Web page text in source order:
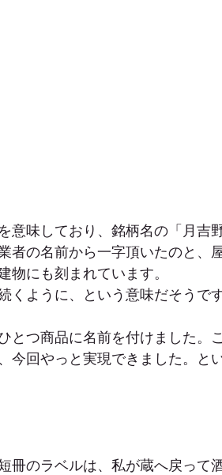
意味しており、銘柄名の「月吉
者の名前から一字頂いたのと
物にも刻まれています。
くように、という意味だそうです
とつ商品に名前を付けました。
今回やっと実現できました。と
冊のラベルは、私が蔵へ戻って